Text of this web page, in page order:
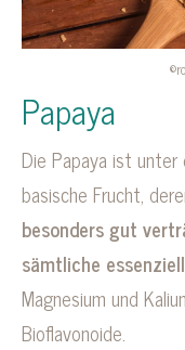
Papaya
Die Papaya ist
basische Frucht,
besonders gut
sämtliche
Magnesium und
Bioflavonoide.